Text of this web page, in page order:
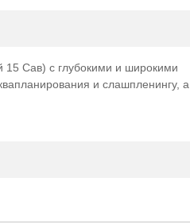
15 Сав) с глубокими и широкими
и слашпленингу, а